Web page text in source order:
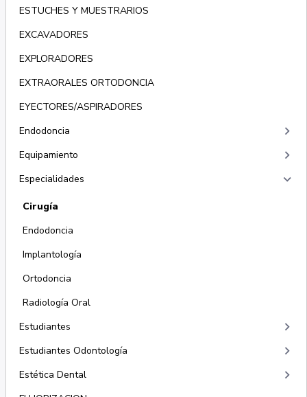
ESTUCHES Y MUESTRARIOS
EXCAVADORES
EXPLORADORES
EXTRAORALES ORTODONCIA
EYECTORES/ASPIRADORES
Endodoncia
keyboard_arrow_right
Equipamiento keyboard_arrow_right
Especialidades keyboard_arrow_right
Cirugía
Endodoncia
Implantología
Ortodoncia
Radiología Oral
Estudiantes
keyboard_arrow_right
Estudiantes Odontología keyboard_arrow_right
Estética Dental keyboard_arrow_right